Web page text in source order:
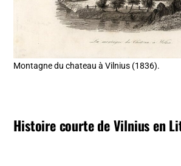
Montagne du chateau à Vilnius (1836).
Histoire courte de Vilnius en